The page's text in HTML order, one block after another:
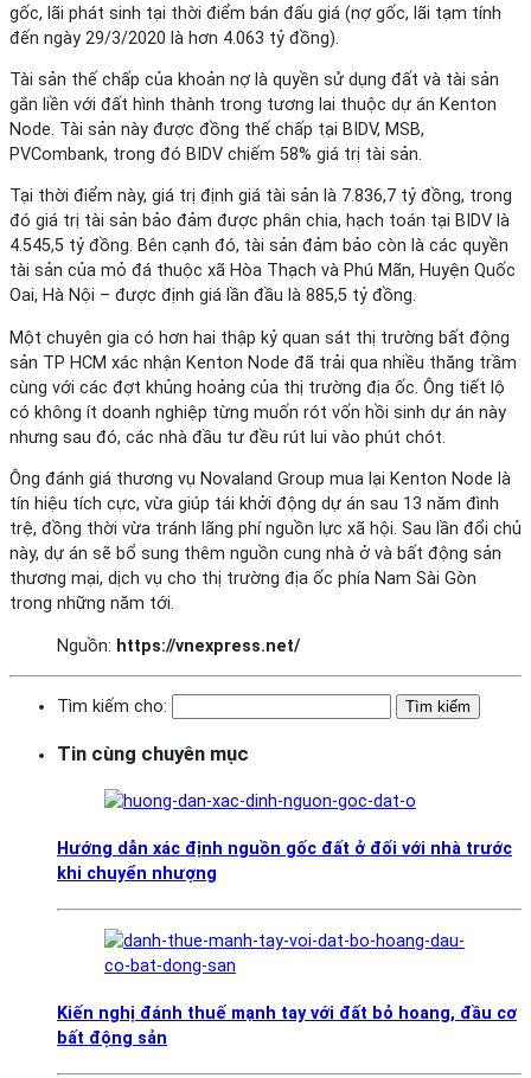
gốc, lãi phát sinh tại thời điểm bán đấu giá (nợ gốc, lãi tạm tính
đến ngày 29/3/2020 là hơn 4.063 tỷ đồng).
Tài sản thế chấp của khoản nợ là quyền sử dụng đất và tài sản
gắn liền với đất hình thành trong tương lai thuộc dự án Kenton
Node. Tài sản này được đồng thế chấp tại BIDV, MSB,
PVCombank, trong đó BIDV chiếm 58% giá trị tài sản.
Tại thời điểm này, giá trị định giá tài sản là 7.836,7 tỷ đồng, trong
đó giá trị tài sản bảo đảm được phân chia, hạch toán tại BIDV là
4.545,5 tỷ đồng. Bên cạnh đó, tài sản đảm bảo còn là các quyền
tài sản của mỏ đá thuộc xã Hòa Thạch và Phú Mãn, Huyện Quốc
Oai, Hà Nội – được định giá lần đầu là 885,5 tỷ đồng.
Một chuyên gia có hơn hai thập kỷ quan sát thị trường bất động
sản TP HCM xác nhận Kenton Node đã trải qua nhiều thăng trầm
cùng với các đợt khủng hoảng của thị trường địa ốc. Ông tiết lộ
có không ít doanh nghiệp từng muốn rót vốn hồi sinh dự án này
nhưng sau đó, các nhà đầu tư đều rút lui vào phút chót.
Ông đánh giá thương vụ Novaland Group mua lại Kenton Node là
tín hiệu tích cực, vừa giúp tái khởi động dự án sau 13 năm đình
trệ, đồng thời vừa tránh lãng phí nguồn lực xã hội. Sau lần đổi chủ
này, dự án sẽ bổ sung thêm nguồn cung nhà ở và bất động sản
thương mại, dịch vụ cho thị trường địa ốc phía Nam Sài Gòn
trong những năm tới.
Nguồn: https://vnexpress.net/
Tìm kiếm cho:
Tin cùng chuyên mục
Hướng dẫn xác định nguồn gốc đất ở đối với nhà trước
khi chuyển nhượng
Kiến nghị đánh thuế mạnh tay với đất bỏ hoang, đầu cơ
bất động sản